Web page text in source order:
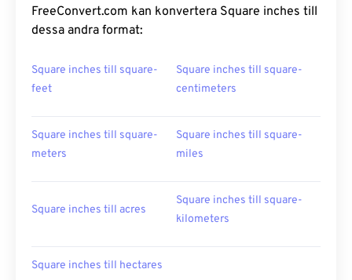
FreeConvert.com kan konvertera Square inches till
dessa andra format:
Square inches till square-
feet
Square inches till square-
centimeters
Square inches till square-
meters
Square inches till square-
miles
Square inches till acres
Square inches till square-
kilometers
Square inches till hectares